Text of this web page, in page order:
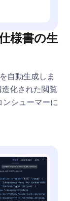
様書の生
自動生成しま
化された閲覧
ンシューマーに